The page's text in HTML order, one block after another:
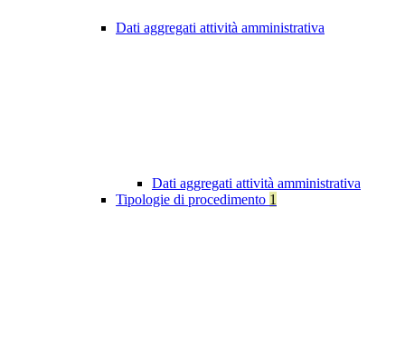
Dati aggregati attività amministrativa
Dati aggregati attività amministrativa
Tipologie di procedimento 1